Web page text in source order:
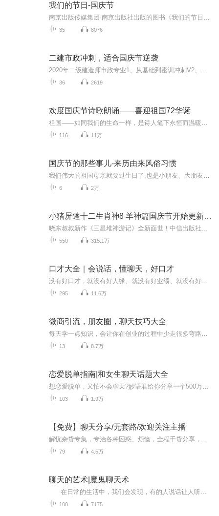
我们的节日-国庆节
35 8076
二建市政冲刺，适合国庆节逆袭
36 2619
欢度国庆节诗歌朗诵——喜迎祖国72华诞
116 11万
国庆节的那些事儿-来历由来风俗习惯
6 2万
小猪屏蓬十二生肖神8 羊神篇国庆节开始更新啦！
550 315.1万
口才大全｜会说话，懂聊天，好口才
295 11.6万
微商引流，朋友圈，聊天技巧大全
13 8.7万
恋爱脱单指南|和女生聊天话题大全
103 1.9万
【免费】聊天分享/无套路/欢迎关注主播
79 4.5万
聊天的艺术|魔鬼聊天术
100 7175